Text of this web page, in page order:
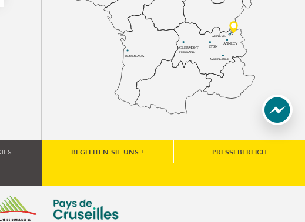
BORDEAUX
CLERMONT-
FERRAND
LYON
ANNECY
GRENOBLE
GENÈVE
BEGLEITEN SIE UNS ! PRESSEBEREICH
dans une nouvelle fenêtre)
de communes du Genévois (s'ouvre dans une nouvelle
Communauté de communes du Pays de Cruseilles